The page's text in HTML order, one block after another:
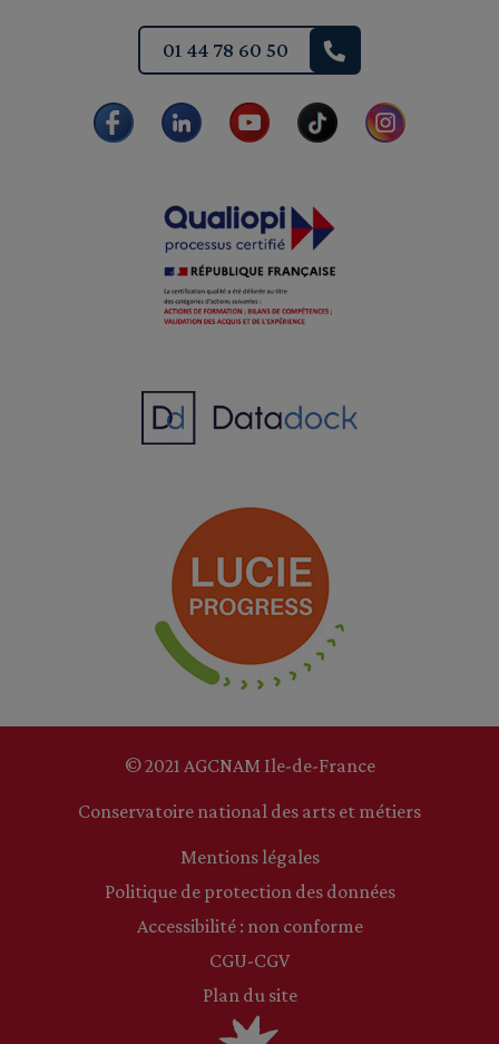
01 44 78 60 50
© 2021 AGCNAM Ile-de-France
Conservatoire national des arts et métiers
Mentions légales
Politique de protection des données
Accessibilité : non conforme
CGU-CGV
Plan du site